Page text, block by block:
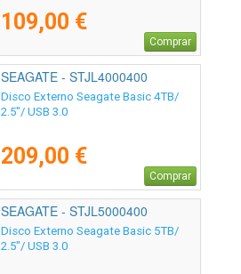
109,00 €
Comprar
SEAGATE - STJL4000400
Disco Externo Seagate Basic 4TB/
2.5"/ USB 3.0
209,00 €
Comprar
SEAGATE - STJL5000400
Disco Externo Seagate Basic 5TB/
2.5"/ USB 3.0